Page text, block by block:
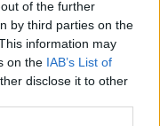
of the further
by third parties on the
information may
on the IAB’s List of
disclose it to other
się oni
to nie one
górskie, o
że nosi nazwę